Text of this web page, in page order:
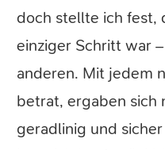
doch stellte ich fest,
einziger Schritt war
anderen. Mit jedem
betrat, ergaben sich
geradlinig und